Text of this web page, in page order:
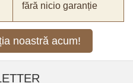
fără nicio garanție
noastră acum!